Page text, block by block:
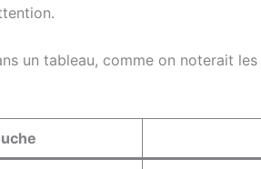
un tableau, comme on noterait